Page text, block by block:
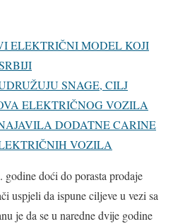
ELEKTRIČNI MODEL KOJI
SNAGE, CILJ
ELEKTRIČNOG VOZILA
DODATNE CARINE
VOZILA
godine doći do porasta prodaje
uspjeli da ispune ciljeve u vezi sa
je da se u naredne dvije godine